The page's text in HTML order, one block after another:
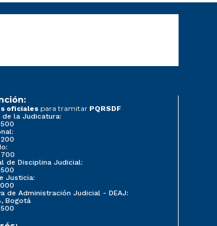
oficiales para tramitar PQRSDF
de la Judicatura:
de Disciplina Judicial:
Justicia:
de Administración Judicial - DEAJ:
Bogotá